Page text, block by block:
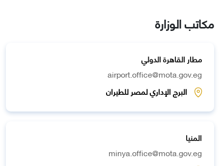
مكاتب الوزارة
مطار القاهرة الدولي
airport.office@mota.gov.eg
البرج الإداري لمصر للطيران
المنيا
minya.office@mota.gov.eg